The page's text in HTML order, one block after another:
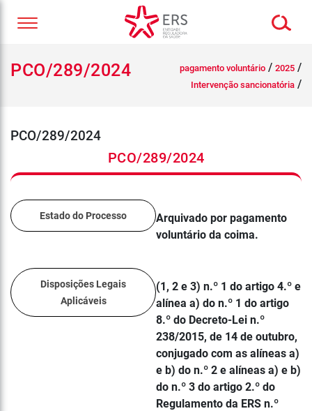
PCO/289/2024 pagamento voluntário / 2025 /
Intervenção sancionatória /
PCO/289/2024
PCO/289/2024
Estado do Processo
Arquivado por pagamento
voluntário da coima.
Disposições Legais
Aplicáveis
(1, 2 e 3) n.º 1 do artigo 4.º e
alínea a) do n.º 1 do artigo
8.º do Decreto-Lei n.º
238/2015, de 14 de outubro,
conjugado com as alíneas a)
e b) do n.º 2 e alíneas a) e b)
do n.º 3 do artigo 2.º do
Regulamento da ERS n.º